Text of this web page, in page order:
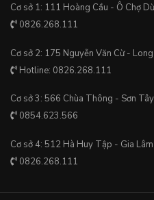
Cơ sở 1: 111 Hoàng Cầu - Ô Chợ
0826.268.111
Cơ sở 2: 175 Nguyễn Văn Cừ -
Hotline: 0826.268.111
Cơ sở 3: 566 Chùa Thông - Sơn
0854.623.566
Cơ sở 4: 512 Hà Huy Tập - Gia
0826.268.111